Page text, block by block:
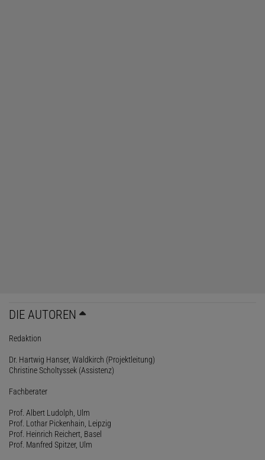
DIE AUTOREN
Redaktion
Dr. Hartwig Hanser, Waldkirch (Projektleitung)
Christine Scholtyssek (Assistenz)
Fachberater
Prof. Albert Ludolph, Ulm
Prof. Lothar Pickenhain, Leipzig
Prof. Heinrich Reichert, Basel
Prof. Manfred Spitzer, Ulm